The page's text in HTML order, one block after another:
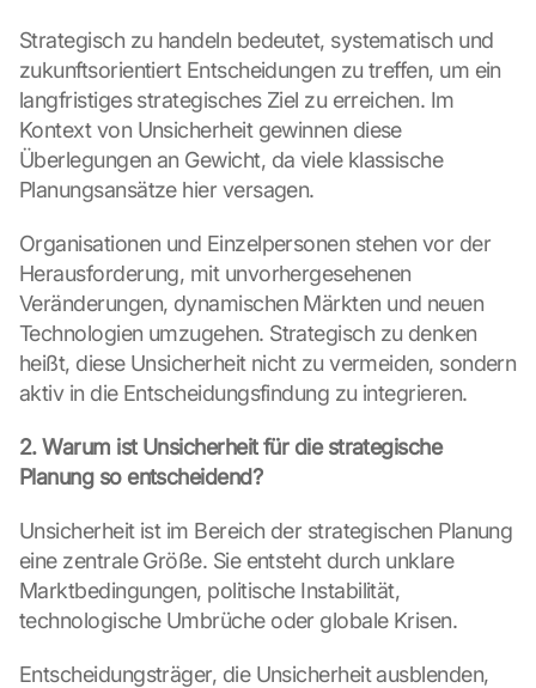
Strategisch zu handeln bedeutet, systematisch und
zukunftsorientiert Entscheidungen zu treffen, um ein
langfristiges strategisches Ziel zu erreichen. Im
Kontext von Unsicherheit gewinnen diese
Überlegungen an Gewicht, da viele klassische
Planungsansätze hier versagen.
Organisationen und Einzelpersonen stehen vor der
Herausforderung, mit unvorhergesehenen
Veränderungen, dynamischen Märkten und neuen
Technologien umzugehen. Strategisch zu denken
heißt, diese Unsicherheit nicht zu vermeiden, sondern
aktiv in die Entscheidungsfindung zu integrieren.
2. Warum ist Unsicherheit für die strategische
Planung so entscheidend?
Unsicherheit ist im Bereich der strategischen Planung
eine zentrale Größe. Sie entsteht durch unklare
Marktbedingungen, politische Instabilität,
technologische Umbrüche oder globale Krisen.
Entscheidungsträger, die Unsicherheit ausblenden,